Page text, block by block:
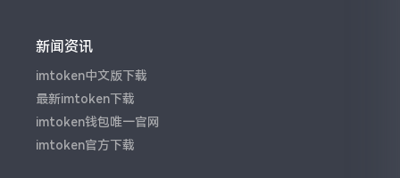
新闻资讯
imtoken中文版下载
最新imtoken下载
imtoken钱包唯一官网
imtoken官方下载